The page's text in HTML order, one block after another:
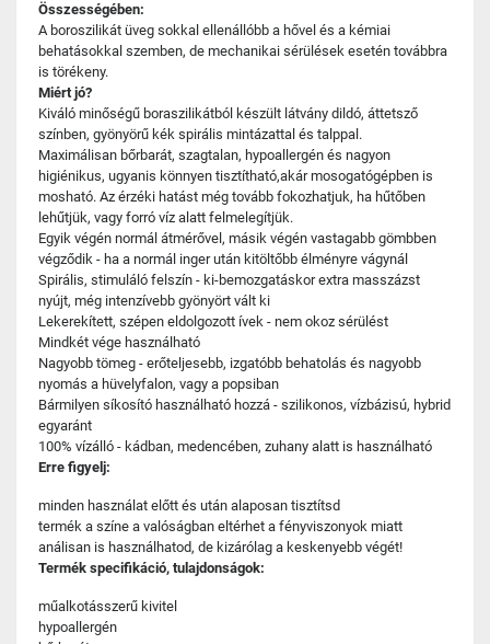
Összességében:
A boroszilikát üveg sokkal ellenállóbb a hővel és a kémiai
behatásokkal szemben, de mechanikai sérülések esetén továbbra
is törékeny.
Miért jó?
Kiváló minőségű boraszilikátból készült látvány dildó, áttetsző
színben, gyönyörű kék spirális mintázattal és talppal.
Maximálisan bőrbarát, szagtalan, hypoallergén és nagyon
higiénikus, ugyanis könnyen tisztítható,akár mosogatógépben is
mosható. Az érzéki hatást még tovább fokozhatjuk, ha hűtőben
lehűtjük, vagy forró víz alatt felmelegítjük.
Egyik végén normál átmérővel, másik végén vastagabb gömbben
végződik - ha a normál inger után kitöltőbb élményre vágynál
Spirális, stimuláló felszín - ki-bemozgatáskor extra masszázst
nyújt, még intenzívebb gyönyört vált ki
Lekerekített, szépen eldolgozott ívek - nem okoz sérülést
Mindkét vége használható
Nagyobb tömeg - erőteljesebb, izgatóbb behatolás és nagyobb
nyomás a hüvelyfalon, vagy a popsiban
Bármilyen síkosító használható hozzá - szilikonos, vízbázisú, hybrid
egyaránt
100% vízálló - kádban, medencében, zuhany alatt is használható
Erre figyelj:
minden használat előtt és után alaposan tisztítsd
termék a színe a valóságban eltérhet a fényviszonyok miatt
análisan is használhatod, de kizárólag a keskenyebb végét!
Termék specifikáció, tulajdonságok:
műalkotásszerű kivitel
hypoallergén